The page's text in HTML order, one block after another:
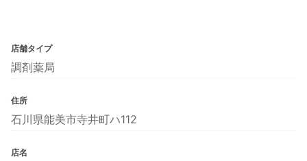
店舗タイプ
調剤薬局
住所
石川県能美市寺井町ハ112
店名